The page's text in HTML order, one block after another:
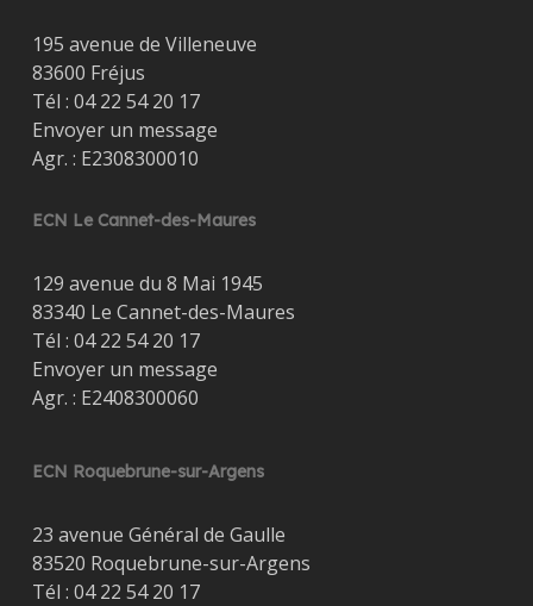
195 avenue de Villeneuve
83600 Fréjus
Tél : 04 22 54 20 17
Envoyer un message
Agr. : E2308300010
ECN Le Cannet-des-Maures
129 avenue du 8 Mai 1945
83340 Le Cannet-des-Maures
Tél : 04 22 54 20 17
Envoyer un message
Agr. : E2408300060
ECN Roquebrune-sur-Argens
23 avenue Général de Gaulle
83520 Roquebrune-sur-Argens
Tél : 04 22 54 20 17